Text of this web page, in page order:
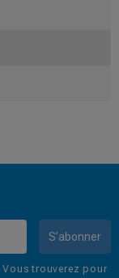
S’abonner
trouverez pour